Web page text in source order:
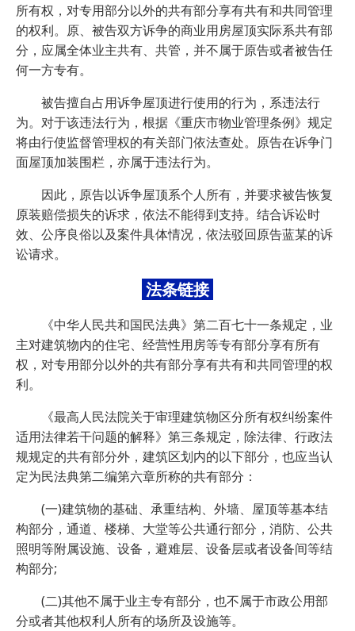
所有权，对专用部分以外的共有部分享有共有和共同管理
的权利。原、被告双方诉争的商业用房屋顶实际系共有部
分，应属全体业主共有、共管，并不属于原告或者被告任
何一方专有。
被告擅自占用诉争屋顶进行使用的行为，系违法行
为。对于该违法行为，根据《重庆市物业管理条例》规定
将由行使监督管理权的有关部门依法查处。原告在诉争门
面屋顶加装围栏，亦属于违法行为。
因此，原告以诉争屋顶系个人所有，并要求被告恢复
原装赔偿损失的诉求，依法不能得到支持。结合诉讼时
效、公序良俗以及案件具体情况，依法驳回原告蓝某的诉
讼请求。
法条链接
《中华人民共和国民法典》第二百七十一条规定，业
主对建筑物内的住宅、经营性用房等专有部分享有所有
权，对专用部分以外的共有部分享有共有和共同管理的权
利。
《最高人民法院关于审理建筑物区分所有权纠纷案件
适用法律若干问题的解释》第三条规定，除法律、行政法
规规定的共有部分外，建筑区划内的以下部分，也应当认
定为民法典第二编第六章所称的共有部分：
(一)建筑物的基础、承重结构、外墙、屋顶等基本结
构部分，通道、楼梯、大堂等公共通行部分，消防、公共
照明等附属设施、设备，避难层、设备层或者设备间等结
构部分;
(二)其他不属于业主专有部分，也不属于市政公用部
分或者其他权利人所有的场所及设施等。